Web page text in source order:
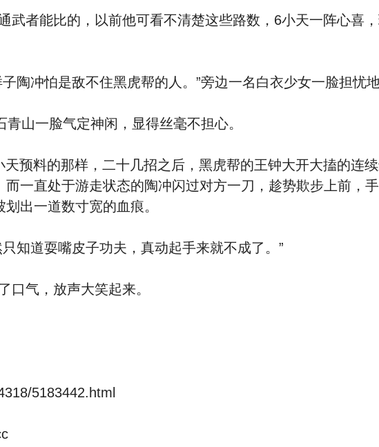
能比的，以前他可看不清楚这些路数，6小天一阵心喜
冲怕是敌不住黑虎帮的人。”旁边一名白衣少女一脸担忧地
山一脸气定神闲，显得丝毫不担心。
料的那样，二十几招之后，黑虎帮的王钟大开大搕的连
一直处于游走状态的陶冲闪过对方一刀，趁势欺步上前，
出一道数寸宽的血痕。
道耍嘴皮子功夫，真动起手来就不成了。”
气，放声大笑起来。
5183442.html